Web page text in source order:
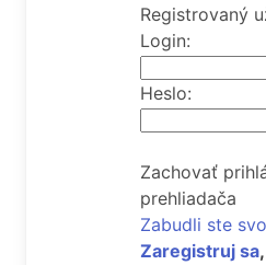
Registrovaný
Login:
Heslo:
Zachovať
prehliadača
Zabudli ste
Zaregistruj sa